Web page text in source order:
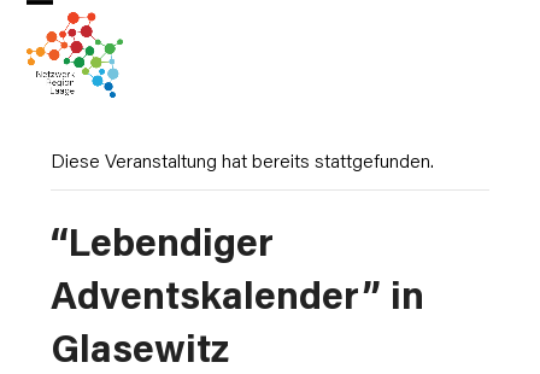
Skip
content
Open
mobile
menu
Close
mobile
menu
Diese Veranstaltung hat bereits stattgefunden.
“Lebendiger
Adventskalender” in
Glasewitz